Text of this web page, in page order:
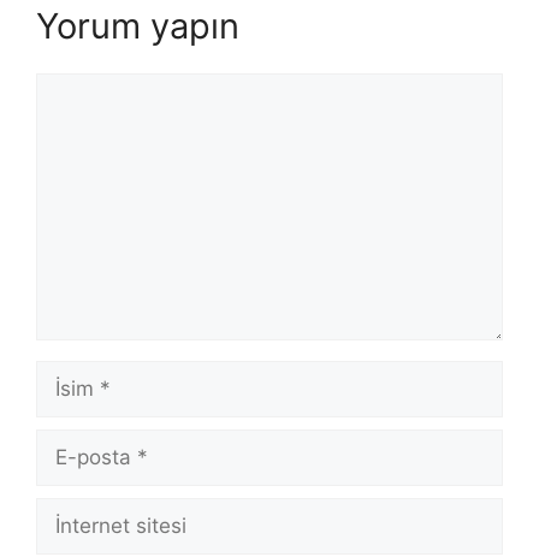
Yorum yapın
İsim
posta
İnternet
sitesi